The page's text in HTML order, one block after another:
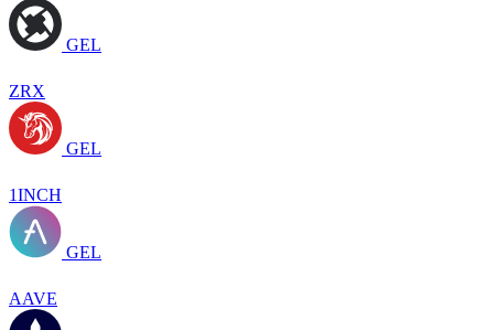
GEL
ZRX
GEL
1INCH
GEL
AAVE